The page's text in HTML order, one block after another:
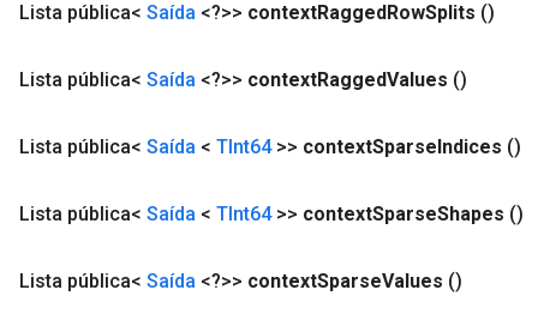
Lista pública< Saída <?>> contextRaggedRowSplits ()
Lista pública< Saída <?>> contextRaggedValues ​​()
Lista pública< Saída < TInt64>> contextSparseIndices ()
Lista pública< Saída < TInt64>> contextSparseShapes ()
Lista pública< Saída <?>> contextSparseValues ()